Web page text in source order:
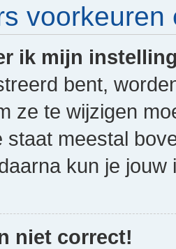
voorkeuren
ik mijn
bent,
ze te wijzigen
staat meestal
kun je jouw
niet correct!